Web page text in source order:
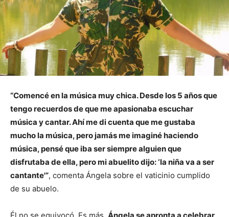
“Comencé en la música muy chica. Desde los 5 años que
tengo recuerdos de que me apasionaba escuchar
música y cantar. Ahí me di cuenta que me gustaba
mucho la música, pero jamás me imaginé haciendo
música, pensé que iba ser siempre alguien que
disfrutaba de ella, pero mi abuelito dijo: ‘la niña va a ser
cantante'”, comenta Ángela sobre el vaticinio cumplido
de su abuelo.